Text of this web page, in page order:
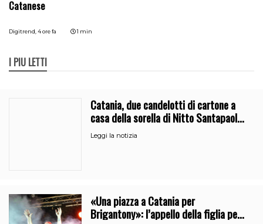
Catanese
Digitrend, 4 ore fa 1 min
I PIÙ LETTI
Catania, due candelotti di cartone a
casa della sorella di Nitto Santapaola.
Le indagini
Leggi la notizia
«Una piazza a Catania per
Brigantony»: l’appello della figlia per